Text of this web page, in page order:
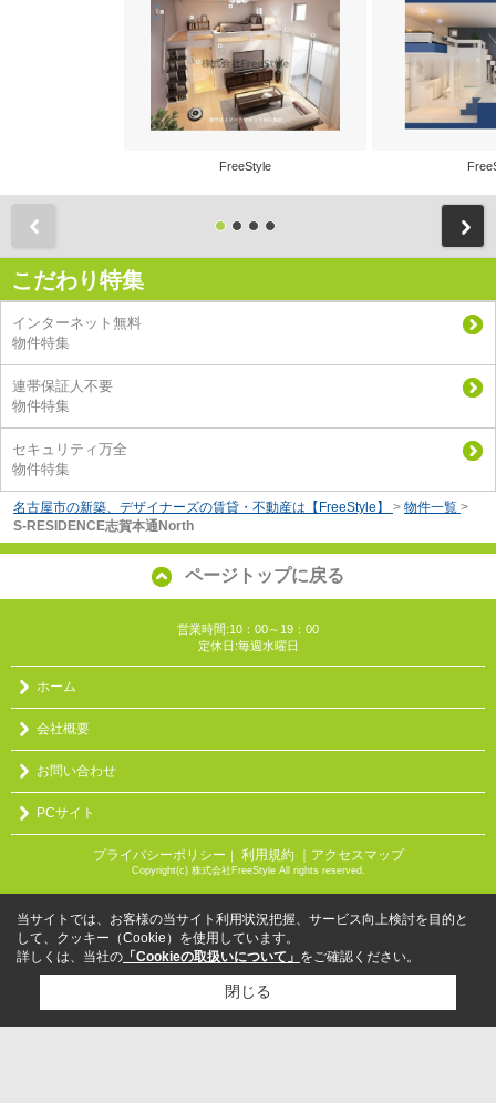
FreeStyle
こだわり特集
インターネット無料
物件特集
連帯保証人不要
物件特集
セキュリティ万全
物件特集
名古屋市の新築、デザイナーズの賃貸・不動産は【FreeStyle】 > 物件一覧 >
S-RESIDENCE志賀本通North
ページトップに戻る
営業時間:10：00～19：00
定休日:毎週水曜日
ホーム
会社概要
お問い合わせ
PCサイト
プライバシーポリシー ｜ 利用規約 ｜アクセスマップ
Copyright(c) 株式会社FreeStyle All rights reserved.
当サイトでは、お客様の当サイト利用状況把握、サービス向上検討を目的と
して、クッキー（Cookie）を使用しています。
詳しくは、当社の 「Cookieの取扱いについて」 をご確認ください。
閉じる